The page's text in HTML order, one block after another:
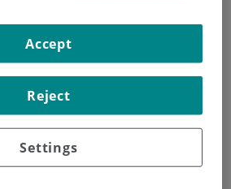
|CLINICAL TRIALS
DE FASE 3, ALEATORIZADO, DOBLE
CON TRATAMIENTO ACTIVO
DE
UNA VEZ AL DÍA EN
POR EL VIH-1 SIN
Settings
Reject
Accept